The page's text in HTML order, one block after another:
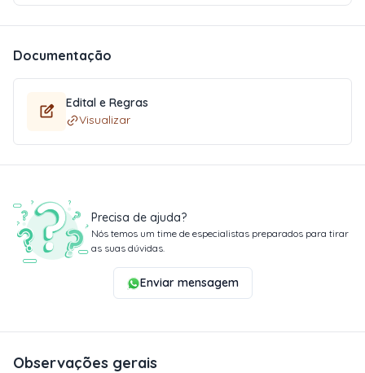
Documentação
Edital e Regras
Visualizar
Precisa de ajuda?
Nós temos um time de especialistas preparados para tirar
as suas dúvidas.
Enviar mensagem
Observações gerais